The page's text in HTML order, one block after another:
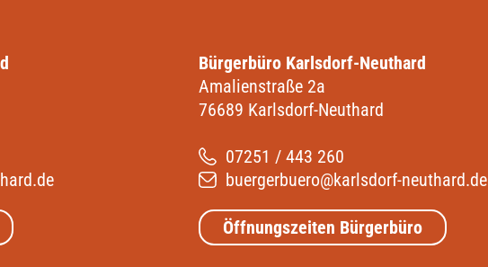
Bürgerbüro Karlsdorf-Neuthard
Amalienstraße 2a
76689 Karlsdorf-Neuthard
07251 / 443 260
buergerbuero@karlsdorf-neuthard.de
Öffnungszeiten Bürgerbüro